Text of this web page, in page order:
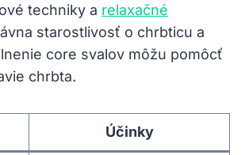
techniky​ a relaxačné
starostlivosť o chrbticu ⁤a‌
core‌ svalov môžu pomôcť
chrbta.
Účinky